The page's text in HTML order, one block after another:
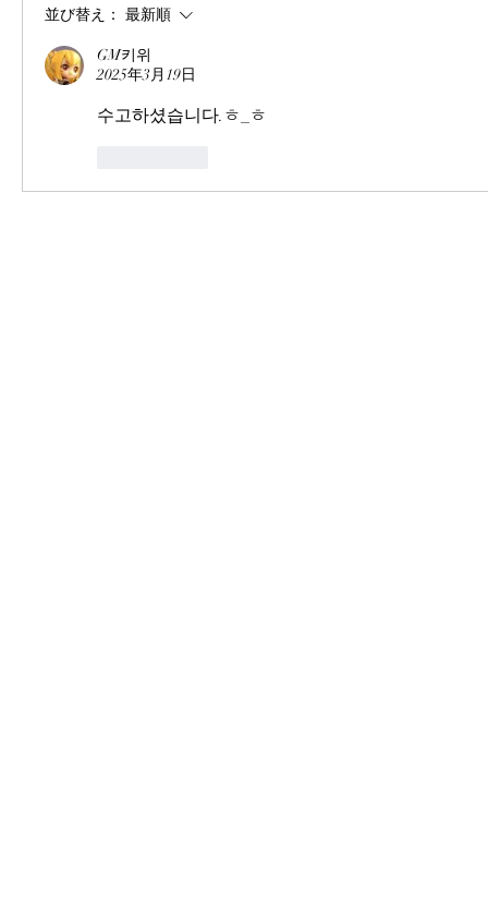
並び替え： 最新順
GM키위
2025年3月19日
수고하셨습니다.ㅎ_ㅎ